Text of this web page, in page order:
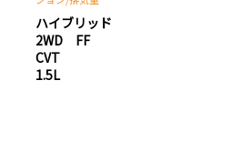
ハイブリッド
2WD FF
CVT
1.5L